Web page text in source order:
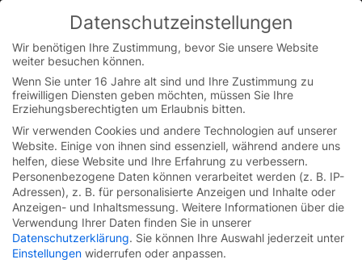
You are currently on the Austrian German website.
Switch to the English version.
Skip
content
Startseite / Mediathek Serie R
Videos zu unseren
Rolltoren
Datenschutzeinstellungen
Wir benötigen Ihre Zustimmung, bevor Sie unsere Website
weiter besuchen können.
Wenn Sie unter 16 Jahre alt sind und Ihre Zustimmung zu
freiwilligen Diensten geben möchten, müssen Sie Ihre
Erziehungsberechtigten um Erlaubnis bitten.
Wir verwenden Cookies und andere Technologien auf unserer
Website. Einige von ihnen sind essenziell, während andere uns
helfen, diese Website und Ihre Erfahrung zu verbessern.
Personenbezogene Daten können verarbeitet werden (z. B. IP-
Adressen), z. B. für personalisierte Anzeigen und Inhalte oder
Anzeigen- und Inhaltsmessung. Weitere Informationen über die
Verwendung Ihrer Daten finden Sie in unserer
Datenschutzerklärung. Sie können Ihre Auswahl jederzeit unter
Einstellungen widerrufen oder anpassen.